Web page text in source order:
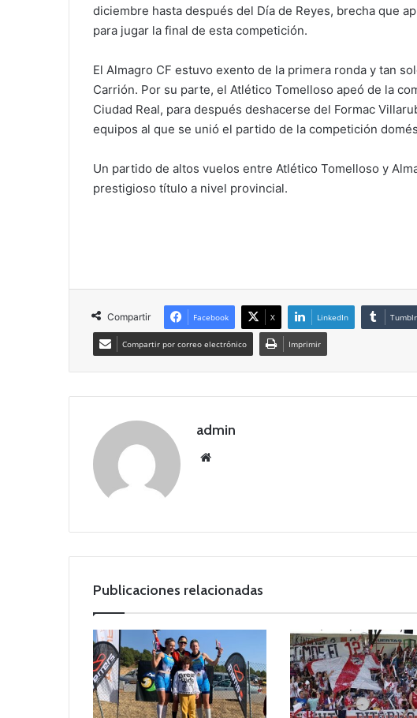
diciembre hasta después del Día de Reyes, brecha que
para jugar la final de esta competición.
El Almagro CF estuvo exento de la primera ronda y tan
Carrión. Por su parte, el Atlético Tomelloso apeó de la
Ciudad Real, para después deshacerse del Formac
equipos al que se unió el partido de la competición
Un partido de altos vuelos entre Atlético Tomelloso y
prestigioso título a nivel provincial.
Compartir Facebook X LinkedIn Tumblr
Compartir por correo electrónico Imprimir
admin
Publicaciones relacionadas